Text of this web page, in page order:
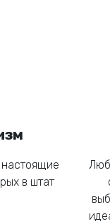
настоящие
в штат